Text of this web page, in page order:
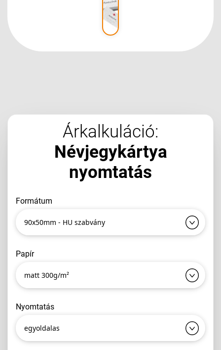
Árkalkuláció:
Névjegykártya
nyomtatás
formátum
90x50mm - HU szabvány
papír
matt 300g/m²
nyomtatás
egyoldalas